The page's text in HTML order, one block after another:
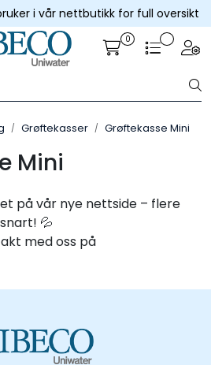
i vår nettbutikk for full oversikt
0
Grøftekasser Grøftekasse Mini
Mini
på vår nye nettside – flere
💦
med oss på